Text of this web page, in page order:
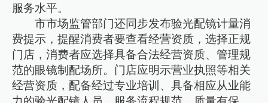
服务水平。
市市场监管部门还同步发布验光配镜计量消
费提示，提醒消费者要查看经营资质，选择正规
门店，消费者应选择具备合法经营资质、管理规
范的眼镜制配场所。门店应明示营业执照等相关
经营资质，配备经过专业培训、具备相应从业能